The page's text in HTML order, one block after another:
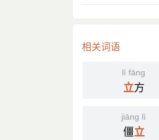
相关词语
lì fāng
立方
jiāng lì
僵立